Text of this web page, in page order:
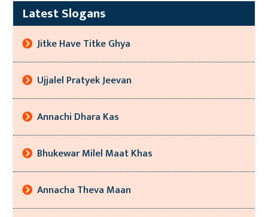
Latest Slogans
Jitke Have Titke Ghya
Ujjalel Pratyek Jeevan
Annachi Dhara Kas
Bhukewar Milel Maat Khas
Annacha Theva Maan